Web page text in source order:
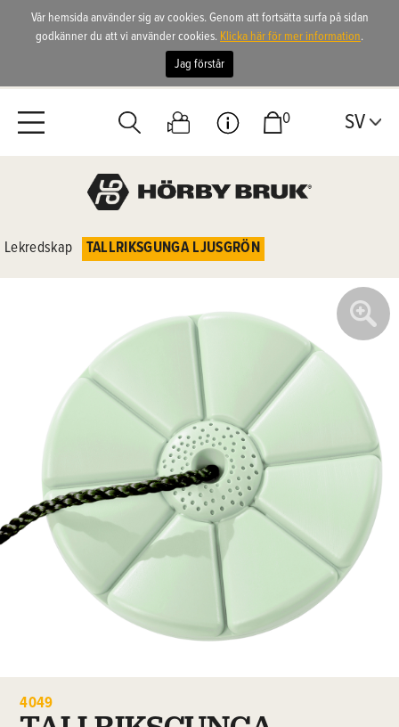
0 SV
Lekredskap TALLRIKSGUNGA LJUSGRÖN
4049
Vår hemsida använder sig av cookies. Genom att fortsätta surfa på sidan
godkänner du att vi använder cookies. Klicka här för mer information.
Jag förstår